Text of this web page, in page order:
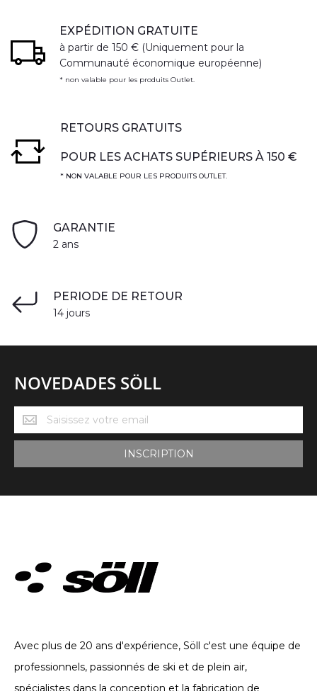
EXPÉDITION GRATUITE
à partir de 150 € (Uniquement pour la
Communauté économique européenne)
* non valable pour les produits Outlet.
RETOURS GRATUITS
POUR LES ACHATS SUPÉRIEURS À 150 €
* NON VALABLE POUR LES PRODUITS OUTLET.
GARANTIE
2 ans
PERIODE DE RETOUR
14 jours
NOVEDADES SÖLL
Novedades
Söll
INSCRIPTION
Avec plus de 20 ans d'expérience, Söll c'est une équipe de
professionnels, passionnés de ski et de plein air,
spécialistes dans la conception et la fabrication de